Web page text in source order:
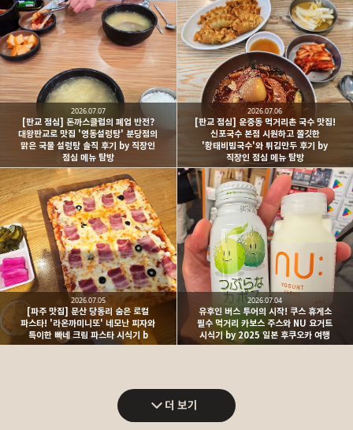
[판교 점심] 돈까스클럽의 폐업 반전?
대왕판교로 맛집 '영동설렁탕' 분당점의
맑은 국물 설렁탕 솔직 후기 by 직장인
점심 메뉴 탐방
2026.07.07
[판교 점심] 운중동 먹거리촌 국수 맛집!
신포국수 본점 시원하고 쫄깃한
'황태비빔국수'와 튀김만두 후기 by
직장인 점심 메뉴 탐방
2026.07.06
[파주 맛집] 문산 당동리 숨은 로컬
파스타! '라온까미니또' 네모난 피자와
특이한 빠네 크림 파스타 시식기 b
2026.07.05
유후인 버스 투어의 시작! 쿠스 휴게소
필수 먹거리 카보스 주스와 NU 요거트
시식기 by 2025 일본 후쿠오카 여행
2026.07.04
더 보기